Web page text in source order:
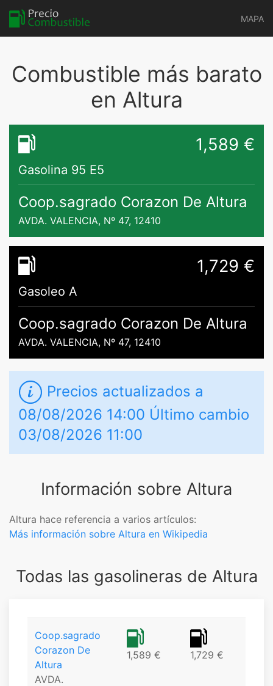
MAPA
Combustible más barato
en Altura
1,589 €
Gasolina 95 E5
Coop.sagrado Corazon De Altura
AVDA. VALENCIA, Nº 47, 12410
1,729 €
Gasoleo A
Coop.sagrado Corazon De Altura
AVDA. VALENCIA, Nº 47, 12410
Precios actualizados a
08/08/2026 14:00 Último cambio
03/08/2026 11:00
Información sobre Altura
Altura hace referencia a varios artículos:
Más información sobre Altura en Wikipedia
Todas las gasolineras de Altura
Coop.sagrado
Corazon De
Altura
AVDA.
1,589 € 1,729 €